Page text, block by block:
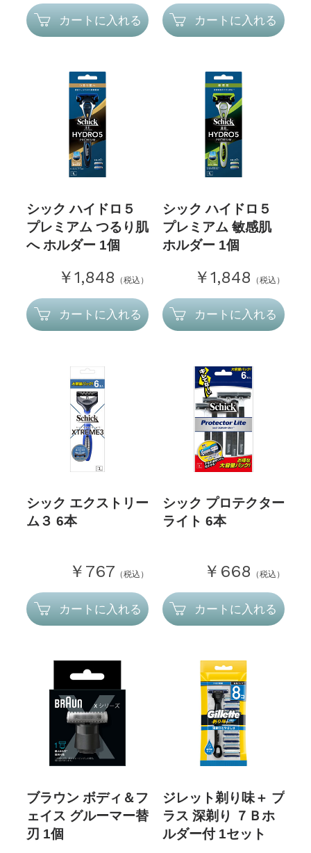
カートに入れる カートに入れる
シック ハイドロ５
プレミアム つるり肌
へ ホルダー 1個
￥1,848 （税込）
カートに入れる
シック ハイドロ５
プレミアム 敏感肌
ホルダー 1個
￥1,848 （税込）
カートに入れる
シック エクストリー
ム３ 6本
￥767 （税込）
カートに入れる
シック プロテクター
ライト 6本
￥668 （税込）
カートに入れる
ブラウン ボディ＆フ
ェイス グルーマー替
刃 1個
ジレット剃り味＋ プ
ラス 深剃り ７Ｂホ
ルダー付 1セット